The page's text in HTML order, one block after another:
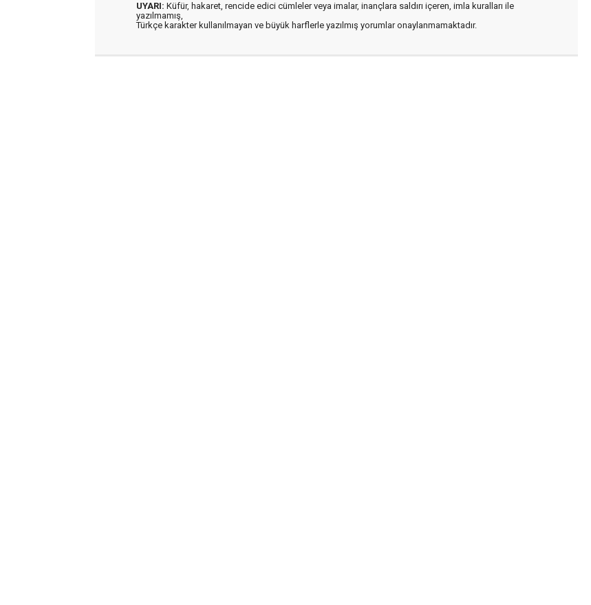
UYARI: Küfür, hakaret, rencide edici cümleler veya imalar, inançlara saldırı içeren, imla kuralları ile
yazılmamış,
Türkçe karakter kullanılmayan ve büyük harflerle yazılmış yorumlar onaylanmamaktadır.